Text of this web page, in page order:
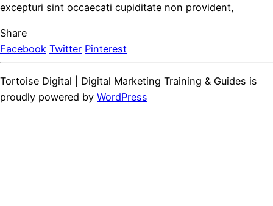
excepturi sint occaecati cupiditate non provident,
Share
Facebook Twitter Pinterest
Tortoise Digital | Digital Marketing Training & Guides is
proudly powered by WordPress